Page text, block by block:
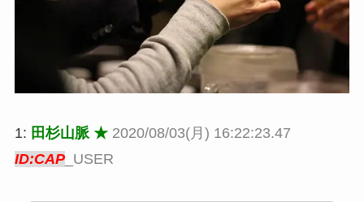
1: 田杉山脈 ★ 2020/08/03(月) 16:22:23.47
ID:CAP_USER